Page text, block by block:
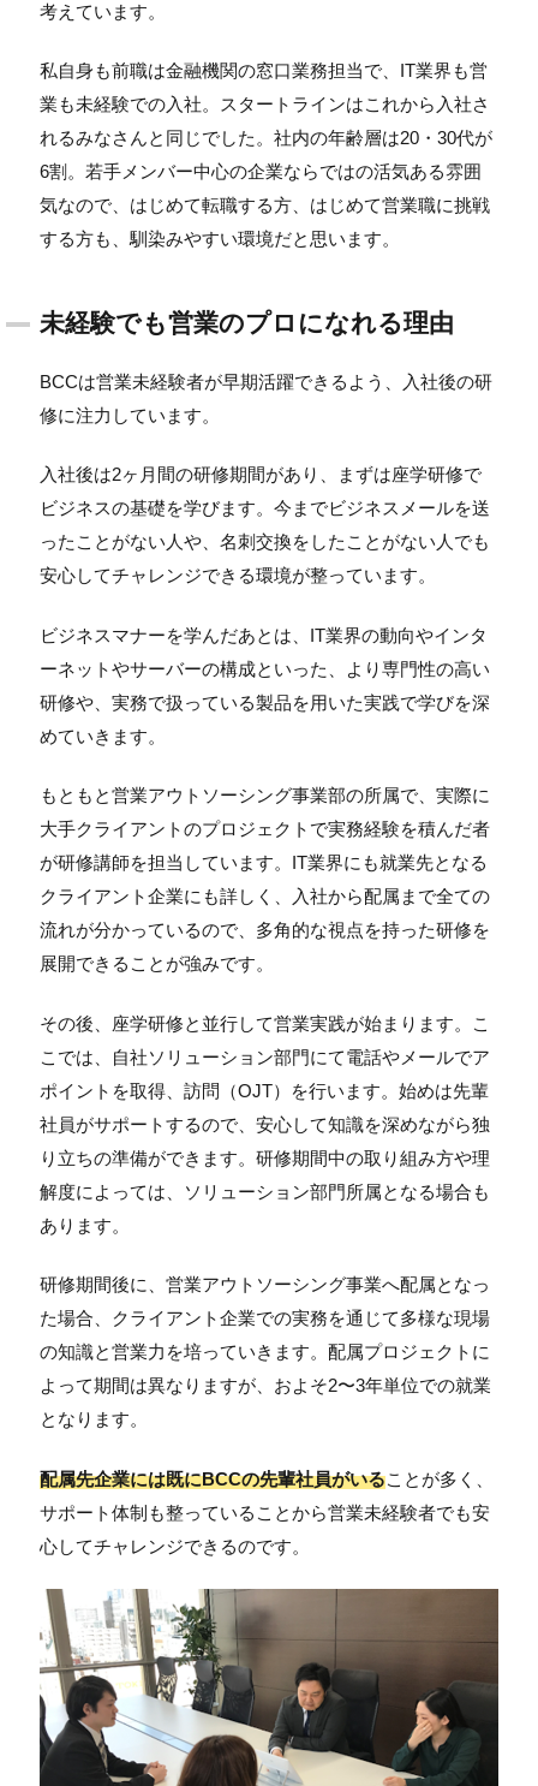
考えています。
私自身も前職は金融機関の窓口業務担当で、IT業界も営
業も未経験での入社。スタートラインはこれから入社さ
れるみなさんと同じでした。社内の年齢層は20・30代が
6割。若手メンバー中心の企業ならではの活気ある雰囲
気なので、はじめて転職する方、はじめて営業職に挑戦
する方も、馴染みやすい環境だと思います。
未経験でも営業のプロになれる理由
BCCは営業未経験者が早期活躍できるよう、入社後の研
修に注力しています。
入社後は2ヶ月間の研修期間があり、まずは座学研修で
ビジネスの基礎を学びます。今までビジネスメールを送
ったことがない人や、名刺交換をしたことがない人でも
安心してチャレンジできる環境が整っています。
ビジネスマナーを学んだあとは、IT業界の動向やインタ
ーネットやサーバーの構成といった、より専門性の高い
研修や、実務で扱っている製品を用いた実践で学びを深
めていきます。
もともと営業アウトソーシング事業部の所属で、実際に
大手クライアントのプロジェクトで実務経験を積んだ者
が研修講師を担当しています。IT業界にも就業先となる
クライアント企業にも詳しく、入社から配属まで全ての
流れが分かっているので、多角的な視点を持った研修を
展開できることが強みです。
その後、座学研修と並行して営業実践が始まります。こ
こでは、自社ソリューション部門にて電話やメールでア
ポイントを取得、訪問（OJT）を行います。始めは先輩
社員がサポートするので、安心して知識を深めながら独
り立ちの準備ができます。研修期間中の取り組み方や理
解度によっては、ソリューション部門所属となる場合も
あります。
研修期間後に、営業アウトソーシング事業へ配属となっ
た場合、クライアント企業での実務を通じて多様な現場
の知識と営業力を培っていきます。配属プロジェクトに
よって期間は異なりますが、およそ2〜3年単位での就業
となります。
配属先企業には既にBCCの先輩社員がいることが多く、
サポート体制も整っていることから営業未経験者でも安
心してチャレンジできるのです。